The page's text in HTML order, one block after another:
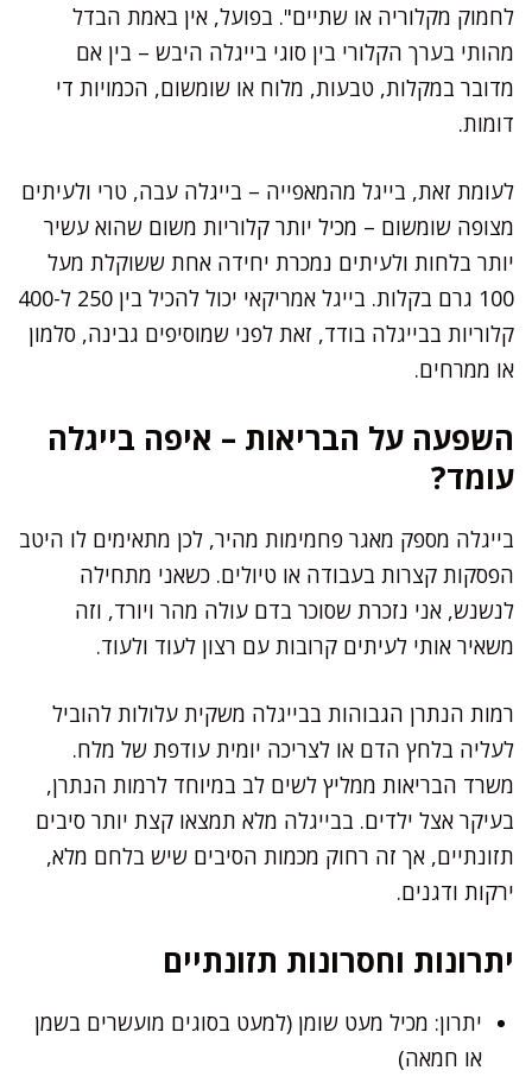
לחמוק מקלוריה או שתיים". בפועל, אין באמת הבדל
מהותי בערך הקלורי בין סוגי בייגלה היבש – בין אם
מדובר במקלות, טבעות, מלוח או שומשום, הכמויות די
דומות.
לעומת זאת, בייגל מהמאפייה – בייגלה עבה, טרי ולעיתים
מצופה שומשום – מכיל יותר קלוריות משום שהוא עשיר
יותר בלחות ולעיתים נמכרת יחידה אחת ששוקלת מעל
100 גרם בקלות. בייגל אמריקאי יכול להכיל בין 250 ל-400
קלוריות בבייגלה בודד, זאת לפני שמוסיפים גבינה, סלמון
או ממרחים.
השפעה על הבריאות – איפה בייגלה
עומד?
בייגלה מספק מאגר פחמימות מהיר, לכן מתאימים לו היטב
הפסקות קצרות בעבודה או טיולים. כשאני מתחילה
לנשנש, אני נזכרת שסוכר בדם עולה מהר ויורד, וזה
משאיר אותי לעיתים קרובות עם רצון לעוד ולעוד.
רמות הנתרן הגבוהות בבייגלה משקית עלולות להוביל
לעליה בלחץ הדם או לצריכה יומית עודפת של מלח.
משרד הבריאות ממליץ לשים לב במיוחד לרמות הנתרן,
בעיקר אצל ילדים. בבייגלה מלא תמצאו קצת יותר סיבים
תזונתיים, אך זה רחוק מכמות הסיבים שיש בלחם מלא,
ירקות ודגנים.
יתרונות וחסרונות תזונתיים
יתרון: מכיל מעט שומן (למעט בסוגים מועשרים בשמן
או חמאה)